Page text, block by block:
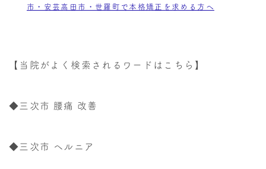
市・安芸高田市・世羅町で本格矯正を求める方へ
【当院がよく検索されるワードはこちら】
◆三次市 腰痛 改善
◆三次市 ヘルニア